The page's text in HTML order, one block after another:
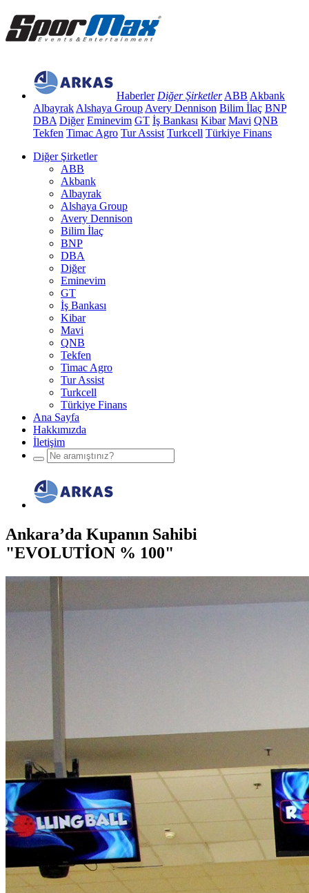
Haberler Diğer Şirketler ABB Akbank
Albayrak Alshaya Group Avery Dennison Bilim İlaç BNP
DBA Diğer Eminevim GT İş Bankası Kibar Mavi QNB
Tekfen Timac Agro Tur Assist Turkcell Türkiye Finans
Diğer Şirketler
ABB
Akbank
Albayrak
Alshaya Group
Avery Dennison
Bilim İlaç
BNP
DBA
Diğer
Eminevim
GT
İş Bankası
Kibar
Mavi
QNB
Tekfen
Timac Agro
Tur Assist
Turkcell
Türkiye Finans
Ana Sayfa
Hakkımızda
İletişim
Ankara’da Kupanın Sahibi
"EVOLUTİON % 100"